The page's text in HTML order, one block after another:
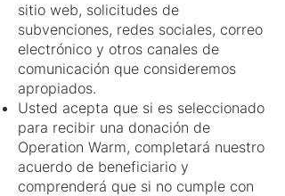
sitio web, solicitudes de
subvenciones, redes sociales, correo
electrónico y otros canales de
comunicación que consideremos
apropiados.
Usted acepta que si es seleccionado
para recibir una donación de
Operation Warm, completará nuestro
acuerdo de beneficiario y
comprenderá que si no cumple con